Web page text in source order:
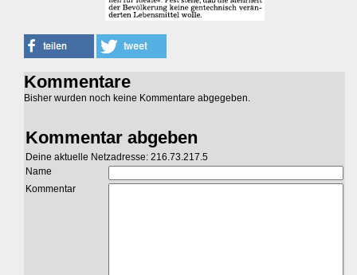
Kommentare
Bisher wurden noch keine Kommentare abgegeben.
Kommentar abgeben
Deine aktuelle Netzadresse: 216.73.217.5
Name
Kommentar